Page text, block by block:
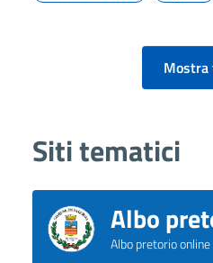
Siti tematici
Albo
Albo pretorio online